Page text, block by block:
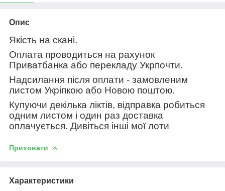
Опис
Якість на скані.
Оплата проводиться на рахунок
Приватбанка або перекладу Укрпочти.
Надсилання після оплати - замовленим
листом Укріпкою або Новою поштою.
Купуючи декілька ліктів, відправка робиться
одним листом і один раз доставка
оплачується. Дивіться інші мої лоти
Приховати
Характеристики